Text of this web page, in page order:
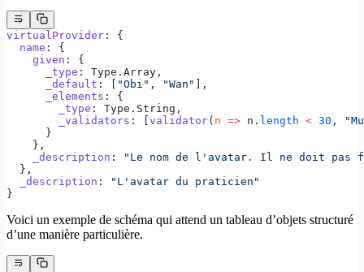
virtualProvider : {
  name
: {
    given
: {
      _type
: Type.Array,
      _default
: [ "Obi" , "Wan" ],
      _elements
: {
        _type
: Type.String,
        _validators
: [validator( n => n. length < 30 ,
      }
    },
    _description
:
"Le nom de l'avatar. Il ne doit pas
  },
  _description
:
"L'avatar du praticien"
}
Voici un exemple de schéma qui attend un tableau d’objets structuré
d’une manière particulière.